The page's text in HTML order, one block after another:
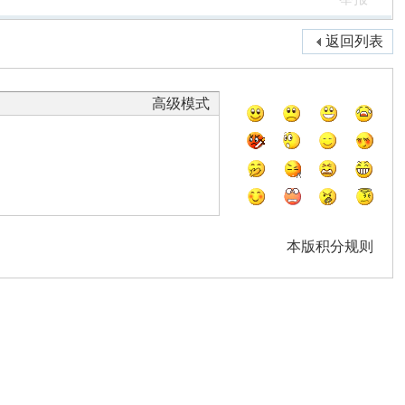
返回列表
高级模式
本版积分规则